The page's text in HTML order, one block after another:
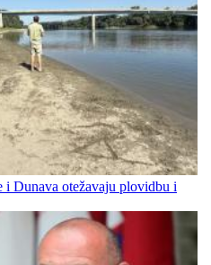
Dunava otežavaju plovidbu i